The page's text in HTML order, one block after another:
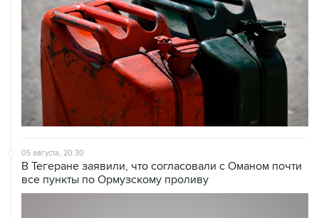
05 августа, 20:30
В Тегеране заявили, что согласовали с Оманом почти
все пункты по Ормузскому проливу